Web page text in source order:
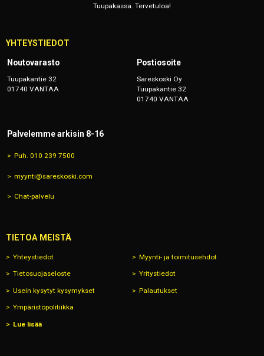
Tuupakassa. Tervetuloa!
YHTEYSTIEDOT
Noutovarasto
Tuupakantie 32
01740 VANTAA
Postiosoite
Sareskoski Oy
Tuupakantie 32
01740 VANTAA
Palvelemme arkisin 8-16
Puh. 010 239 7500
myynti@sareskoski.com
Chat-palvelu
TIETOA MEISTÄ
Yhteystiedot Myynti- ja toimitusehdot
Tietosuojaseloste Yritystiedot
Usein kysytyt kysymykset Palautukset
Ympäristöpolitiikka
Lue lisää